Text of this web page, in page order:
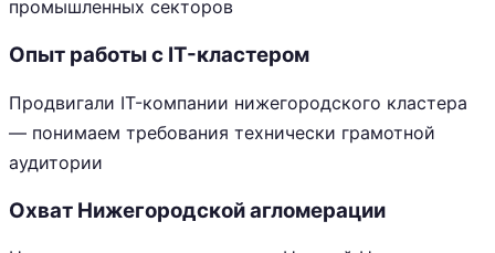
промышленных секторов
Опыт работы с IT-кластером
Продвигали IT-компании нижегородского кластера
— понимаем требования технически грамотной
аудитории
Охват Нижегородской агломерации